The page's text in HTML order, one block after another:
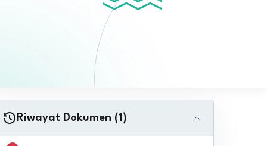
JDIH
Riwayat Dokumen (1)